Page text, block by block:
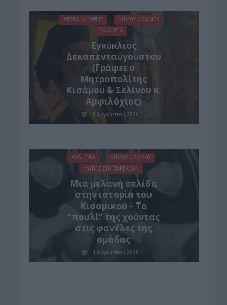
ΑΡΘΡΑ - ΑΠΟΨΕΙΣ
ΔΉΜΟΣ ΚΙΣΆΜΟΥ
ΕΚΚΛΗΣΙΑ
Εγκύκλιος
Δεκαπενταύγουστου
(Γράφει ο
Μητροπολίτης
Κισάμου & Σελίνου κ.
Αμφιλόχιος)
10 Αυγούστου 2026
ΑΘΛΗΤΙΚΑ
ΔΉΜΟΣ ΚΙΣΆΜΟΥ
ΜΑΤΙΕΣ ΣΤΟ ΠΑΡΕΛΘΟΝ
Μια μελανή σελίδα
στην ιστορία του
Κισαμικού – Το
“πουλί” της χούντας
στις φανέλες της
ομάδας
10 Αυγούστου 2026